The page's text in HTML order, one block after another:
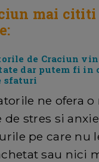
mai cititi
de Craciun
dar putem fi in
sfaturi
ne ofera
de stres si
pe care nu
sau nici